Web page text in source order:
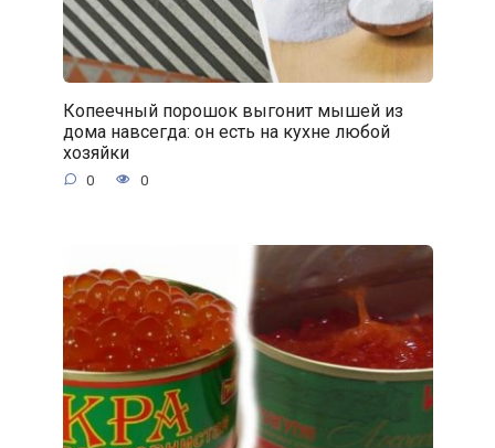
Копеечный порошок выгонит мышей из
дома навсегда: он есть на кухне любой
хозяйки
0 0